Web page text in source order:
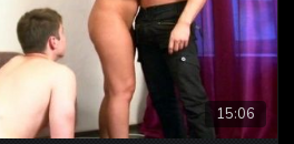
15:06